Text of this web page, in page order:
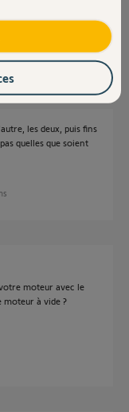
aller.
les deux, puis fins
quelles que soient
moteur avec le
moteur à vide ?